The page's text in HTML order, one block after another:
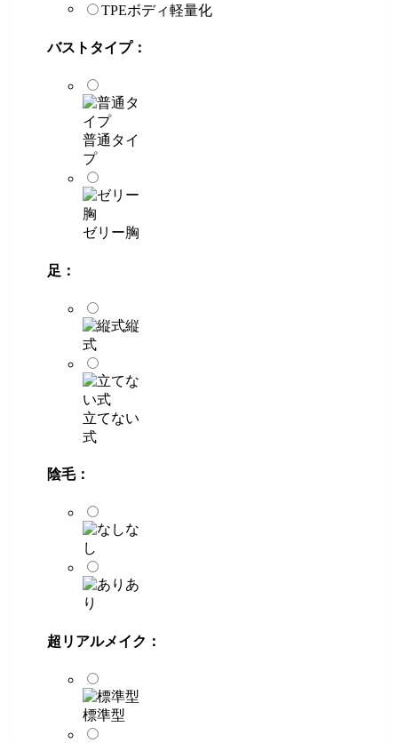
TPEボディ軽量化
バストタイプ：
普通タイ
プ
ゼリー胸
足：
縦
式
立てない
式
陰毛：
な
し
あ
り
超リアルメイク：
標準型